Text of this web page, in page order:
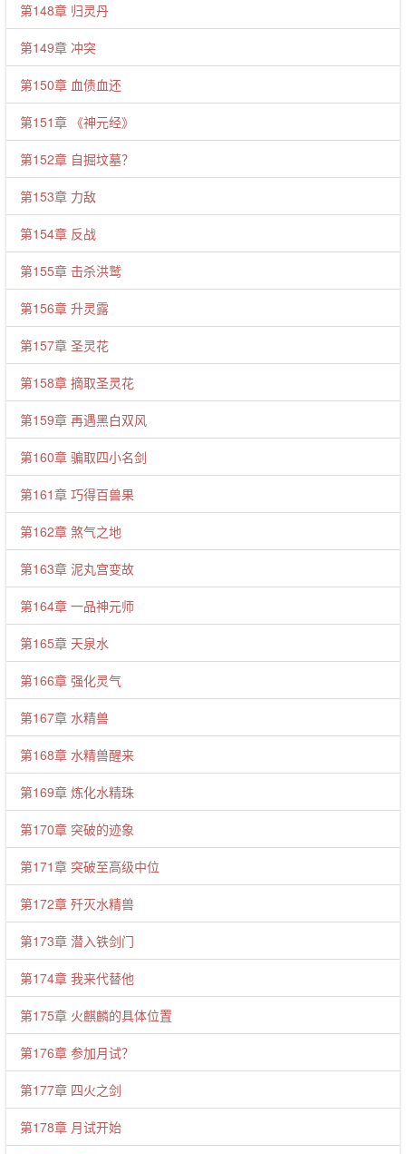
第148章 归灵丹
第149章 冲突
第150章 血债血还
第151章 《神元经》
第152章 自掘坟墓？
第153章 力敌
第154章 反战
第155章 击杀洪鹫
第156章 升灵露
第157章 圣灵花
第158章 摘取圣灵花
第159章 再遇黑白双风
第160章 骗取四小名剑
第161章 巧得百兽果
第162章 煞气之地
第163章 泥丸宫变故
第164章 一品神元师
第165章 天泉水
第166章 强化灵气
第167章 水精兽
第168章 水精兽醒来
第169章 炼化水精珠
第170章 突破的迹象
第171章 突破至高级中位
第172章 歼灭水精兽
第173章 潜入铁剑门
第174章 我来代替他
第175章 火麒麟的具体位置
第176章 参加月试？
第177章 四火之剑
第178章 月试开始